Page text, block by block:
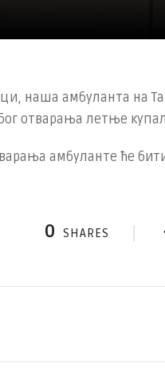
наша амбуланта на
отварања летње
амбуланте ће
0 SHARES